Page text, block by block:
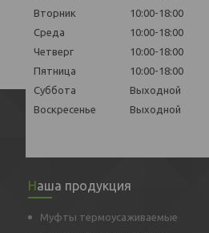
Вторник
10:00-18:00
Среда
10:00-18:00
Четверг
10:00-18:00
Пятница
10:00-18:00
Суббота
Выходной
Воскресенье
Выходной
Наша продукция
Муфты термоусаживаемые